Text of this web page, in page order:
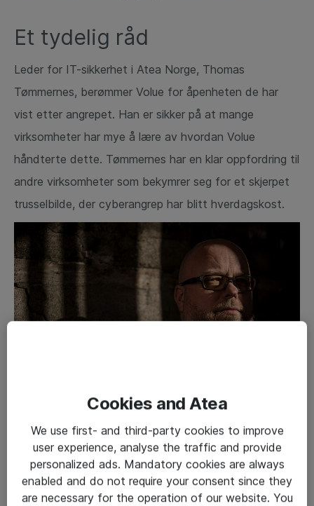
Et tydelig råd
Leder for IT-sikkerhet i Atea Norge, Thomas
Tømmernes, berømmer Volue for åpenheten de har
vist etter angrepet. Han er sikker på at mange
virksomheter har mye å lære av hvordan Volue
håndterte dette. Tømmernes har en klar oppfordring til
andre virksomheter som bekymrer seg for et skjerpet
trusselbilde, der cyberangrep har blitt hverdagskost.
Foto: Thomas Tømmernes er IT-sikkerhetssjef i Atea.
Han er opptatt av at virksomheter må henge med i
timen, for å kunne beskytte sine digitale verdier.
Cookies and Atea
We use first- and third-party cookies to improve
user experience, analyse the traffic and provide
personalized ads. Mandatory cookies are always
enabled and do not require your consent since they
are necessary for the operation of our website. You